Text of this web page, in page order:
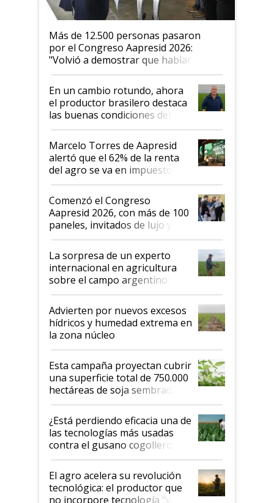
Más de 12.500 personas pasaron
por el Congreso Aapresid 2026:
"Volvió a demostrar que hablar del
suelo es hablar de todo el sistema
productivo"
En un cambio rotundo, ahora
el productor brasilero destaca
las buenas condiciones del
agro argentino para invertir:
"Los veo más motivados"
Marcelo Torres de Aapresid
alertó que el 62% de la renta
del agro se va en impuestos:
"No es bueno que en
Argentina se sigan discutiendo
las mismas cosas de hace 50
años"
Comenzó el Congreso
Aapresid 2026, con más de 100
paneles, invitados de lujo y
todas las tendencias
La sorpresa de un experto
internacional en agricultura
sobre el campo argentino:
"Estoy muy impresionado"
Advierten por nuevos excesos
hídricos y humedad extrema en
la zona núcleo
Esta campaña proyectan cubrir
una superficie total de 750.000
hectáreas de soja sembradas
con una nueva generación de
variedades que marcan un
salto tecnológico en genética y
rendimiento
¿Está perdiendo eficacia una de
las tecnologías más usadas
contra el gusano cogollero? El
desafío de una tecnología clave
El agro acelera su revolución
tecnológica: el productor que
no incorpore tecnología "va a